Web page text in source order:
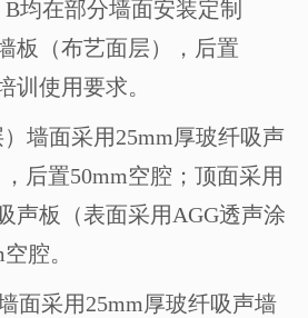
B均在部分墙面安装定制
板（布艺面层），后置
训使用要求。
墙面采用25mm厚玻纤吸声
后置50mm空腔；顶面采用
声板（表面采用AGG透声涂
空腔。
面采用25mm厚玻纤吸声墙